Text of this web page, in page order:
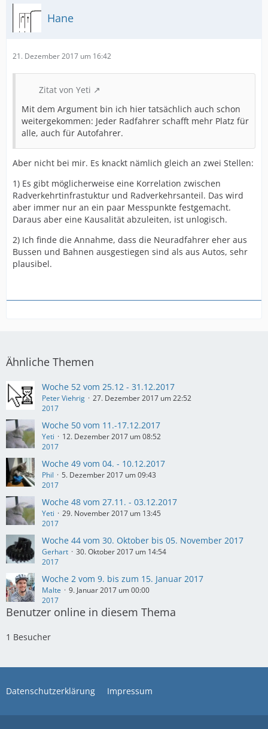
Hane
21. Dezember 2017 um 16:42
Zitat von Yeti
Mit dem Argument bin ich hier tatsächlich auch schon
weitergekommen: Jeder Radfahrer schafft mehr Platz für
alle, auch für Autofahrer.
Aber nicht bei mir. Es knackt nämlich gleich an zwei Stellen:
1) Es gibt möglicherweise eine Korrelation zwischen
Radverkehrtinfrastuktur und Radverkehrsanteil. Das wird
aber immer nur an ein paar Messpunkte festgemacht.
Daraus aber eine Kausalität abzuleiten, ist unlogisch.
2) Ich finde die Annahme, dass die Neuradfahrer eher aus
Bussen und Bahnen ausgestiegen sind als aus Autos, sehr
plausibel.
Ähnliche Themen
Woche 52 vom 25.12 - 31.12.2017
Peter Viehrig
27. Dezember 2017 um 22:52
2017
Woche 50 vom 11.-17.12.2017
Yeti
12. Dezember 2017 um 08:52
2017
Woche 49 vom 04. - 10.12.2017
Phil
5. Dezember 2017 um 09:43
2017
Woche 48 vom 27.11. - 03.12.2017
Yeti
29. November 2017 um 13:45
2017
Woche 44 vom 30. Oktober bis 05. November 2017
Gerhart
30. Oktober 2017 um 14:54
2017
Woche 2 vom 9. bis zum 15. Januar 2017
Malte
9. Januar 2017 um 00:00
2017
Benutzer online in diesem Thema
1 Besucher
Datenschutzerklärung Impressum